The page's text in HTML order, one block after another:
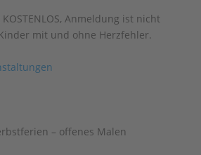
Anmeldung ist nicht
mit und ohne Herzfehler.
– offenes Malen